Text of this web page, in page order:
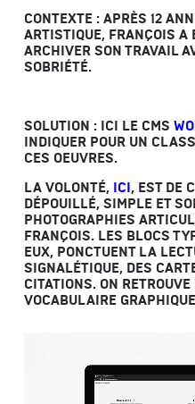
CONTEXTE : APRÈS 12
ARTISTIQUE, FRANÇOIS A
ARCHIVER SON TRAVAIL
SOBRIÉTÉ.
SOLUTION : ICI LE CMS
INDIQUER POUR UN
CES OEUVRES.
LA VOLONTÉ, ICI, EST DE
DÉPOUILLÉ, SIMPLE ET
PHOTOGRAPHIES
FRANÇOIS. LES BLOCS
EUX, PONCTUENT LA
SIGNALÉTIQUE, DES
CITATIONS. ON
VOCABULAIRE